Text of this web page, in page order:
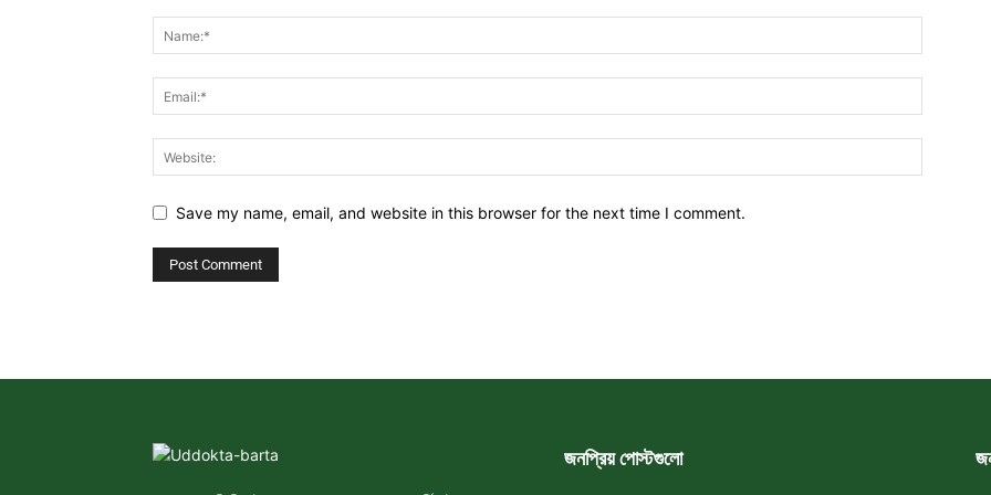
Save my name, email, and website in this browser for the next time I comment.
জনপ্রিয় পোস্টগুলো